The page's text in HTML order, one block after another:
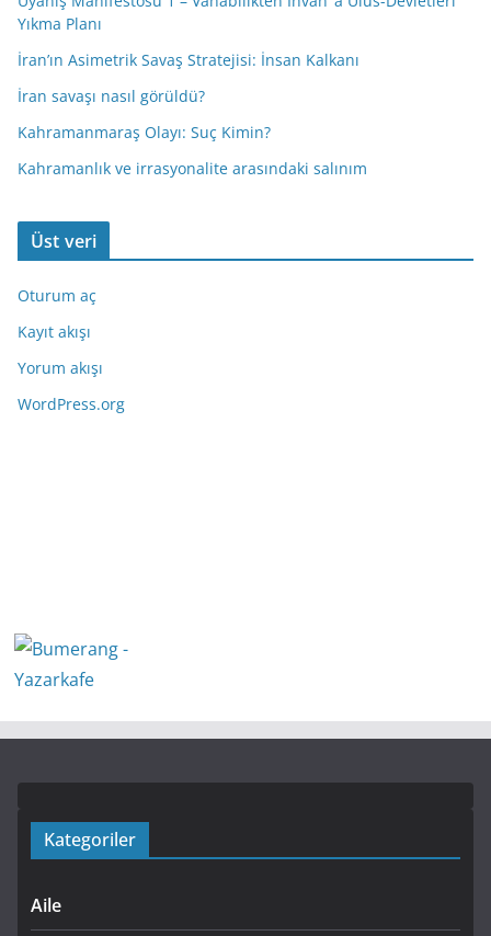
Yıkma Planı
İran’ın Asimetrik Savaş Stratejisi: İnsan Kalkanı
İran savaşı nasıl görüldü?
Kahramanmaraş Olayı: Suç Kimin?
Kahramanlık ve irrasyonalite arasındaki salınım
Üst veri
Oturum aç
Kayıt akışı
Yorum akışı
WordPress.org
Kategoriler
Aile